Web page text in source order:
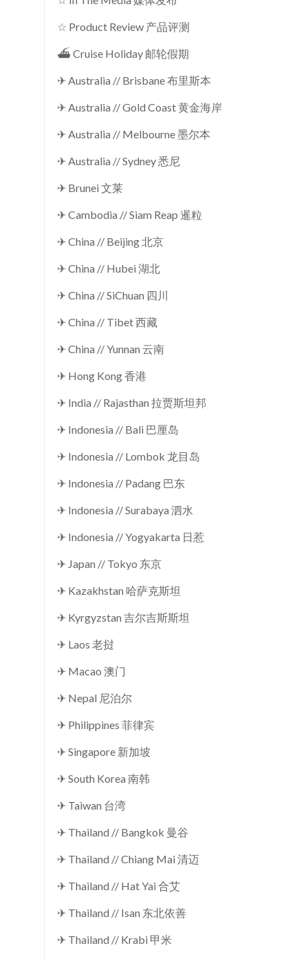
☆ Product Review 产品评测
⛴ Cruise Holiday 邮轮假期
✈ Australia // Brisbane 布里斯本
✈ Australia // Gold Coast 黄金海岸
✈ Australia // Melbourne 墨尔本
✈ Australia // Sydney 悉尼
✈ Brunei 文莱
✈ Cambodia // Siam Reap 暹粒
✈ China // Beijing 北京
✈ China // Hubei 湖北
✈ China // SiChuan 四川
✈ China // Tibet 西藏
✈ China // Yunnan 云南
✈ Hong Kong 香港
✈ India // Rajasthan 拉贾斯坦邦
✈ Indonesia // Bali 巴厘岛
✈ Indonesia // Lombok 龙目岛
✈ Indonesia // Padang 巴东
✈ Indonesia // Surabaya 泗水
✈ Indonesia // Yogyakarta 日惹
✈ Japan // Tokyo 东京
✈ Kazakhstan 哈萨克斯坦
✈ Kyrgyzstan 吉尔吉斯斯坦
✈ Laos 老挝
✈ Macao 澳门
✈ Nepal 尼泊尔
✈ Philippines 菲律宾
✈ Singapore 新加坡
✈ South Korea 南韩
✈ Taiwan 台湾
✈ Thailand // Bangkok 曼谷
✈ Thailand // Chiang Mai 清迈
✈ Thailand // Hat Yai 合艾
✈ Thailand // Isan 东北依善
✈ Thailand // Krabi 甲米